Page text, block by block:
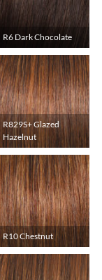
R6 Dark Chocolate
R829S+ Glazed
Hazelnut
R10 Chestnut